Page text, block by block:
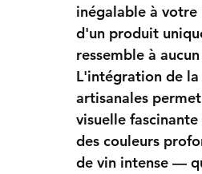
inégalable à votre
d'un produit
ressemble à
L'intégration de la
artisanales
visuelle
des couleurs
de vin intense —